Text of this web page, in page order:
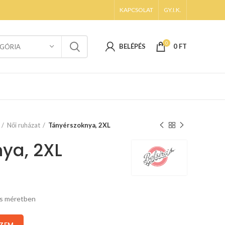
KAPCSOLAT GY.I.K.
BELÉPÉS 0 0 FT
Női ruházat Tányérszoknya, 2XL
2XL
méretben